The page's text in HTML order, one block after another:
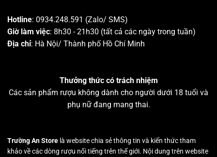
Hotline: 0934.248.591 (Zalo/ SMS)
Giờ làm việc: 8h30 - 21h30 (tất cả các ngày trong tuần)
Địa chỉ: Hà Nội/ Thành phố Hồ Chí Minh
Thưởng thức có trách nhiệm
Các sản phẩm rượu không dành cho người dưới 18 tuổi và
phụ nữ đang mang thai.
Trường An Store là website chia sẻ thông tin và kiến thức tham
khảo về các dòng rượu nổi tiếng trên thế giới. Nội dung trên website